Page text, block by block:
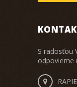
S radosťou
odpovieme